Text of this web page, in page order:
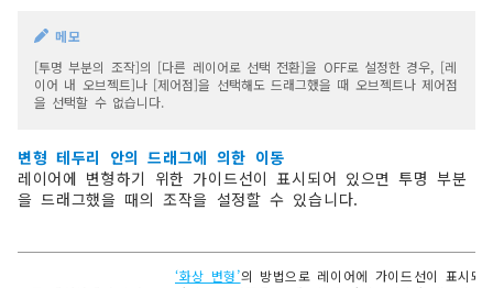
메모
[투명 부분의 조작]의 [다른 레이어로 선택 전환]을 OFF로 설정한 경우, [레
이어 내 오브젝트]나 [제어점]을 선택해도 드래그했을 때 오브젝트나 제어점
을 선택할 수 없습니다.
변형 테두리 안의 드래그에 의한 이동
레이어에 변형하기 위한 가이드선이 표시되어 있으면 투명 부분
을 드래그했을 때의 조작을 설정할 수 있습니다.
‘화상 변형’의 방법으로 레이어에 가이드선이 표시되